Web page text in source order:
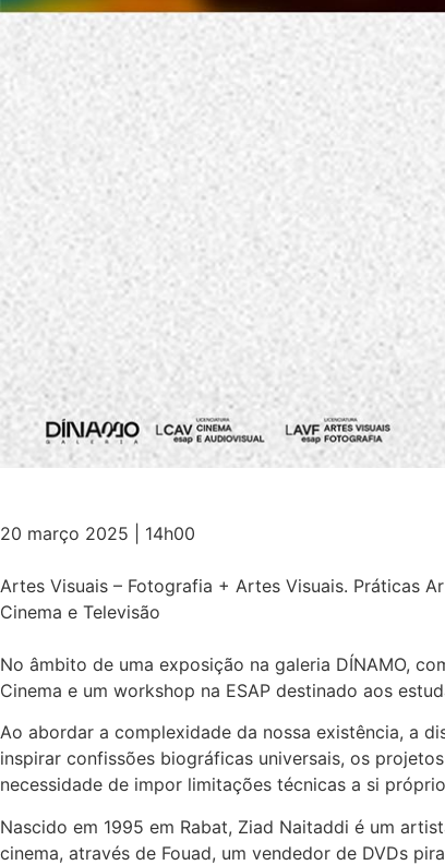
20 março 2025 | 14h00
Artes Visuais – Fotografia + Artes Visuais. Práticas
Cinema e Televisão
No âmbito de uma exposição na galeria DÍNAMO,
Cinema e um workshop na ESAP destinado aos
Ao abordar a complexidade da nossa existência, a
inspirar confissões biográficas universais, os
necessidade de impor limitações técnicas a si
Nascido em 1995 em Rabat, Ziad Naitaddi é um
cinema, através de Fouad, um vendedor de DVDs